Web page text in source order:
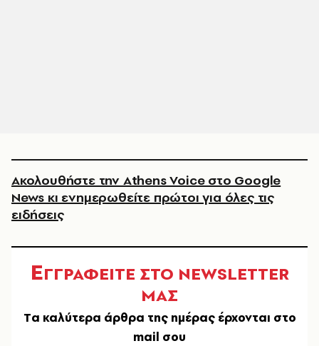
Ακολουθήστε την Athens Voice στο Google
News κι ενημερωθείτε πρώτοι για όλες τις
ειδήσεις
ΕΓΓΡΑΦΕΙΤΕ ΣΤΟ NEWSLETTER
ΜΑΣ
Tα καλύτερα άρθρα της ημέρας έρχονται στο
mail σου